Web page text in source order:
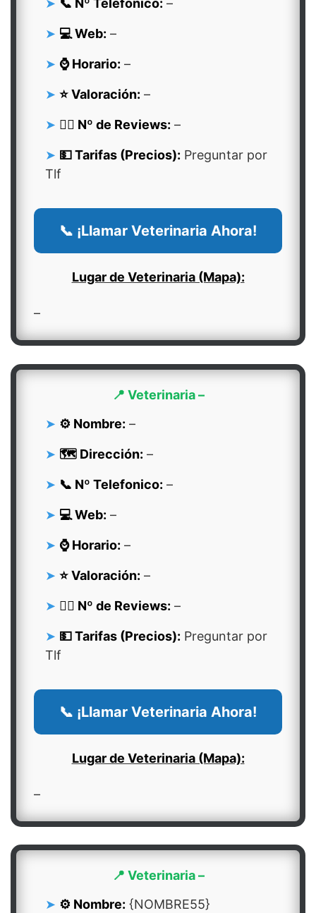
📞 Nº Telefonico: –
💻 Web: –
⌚ Horario: –
⭐ Valoración: –
👍🏻 Nº de Reviews: –
💵 Tarifas (Precios): Preguntar por
Tlf
📞 ¡Llamar Veterinaria Ahora!
Lugar de Veterinaria (Mapa):
–
📍 Veterinaria –
⚙️ Nombre: –
🗺️ Dirección: –
📞 Nº Telefonico: –
💻 Web: –
⌚ Horario: –
⭐ Valoración: –
👍🏻 Nº de Reviews: –
💵 Tarifas (Precios): Preguntar por
Tlf
📞 ¡Llamar Veterinaria Ahora!
Lugar de Veterinaria (Mapa):
–
📍 Veterinaria –
⚙️ Nombre: {NOMBRE55}